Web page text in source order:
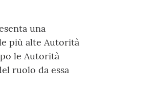
una
più alte Autorità
le Autorità
ruolo da essa